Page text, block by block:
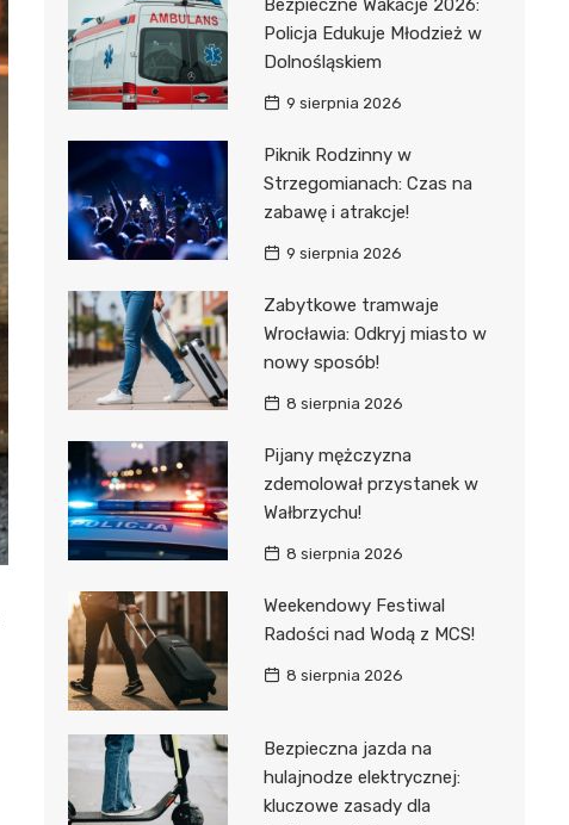
Bezpieczne Wakacje 2026:
Policja Edukuje Młodzież w
Dolnośląskiem
9 sierpnia 2026
Piknik Rodzinny w
Strzegomianach: Czas na
zabawę i atrakcje!
9 sierpnia 2026
Zabytkowe tramwaje
Wrocławia: Odkryj miasto w
nowy sposób!
8 sierpnia 2026
Pijany mężczyzna
zdemolował przystanek w
Wałbrzychu!
8 sierpnia 2026
Weekendowy Festiwal
Radości nad Wodą z MCS!
8 sierpnia 2026
Bezpieczna jazda na
hulajnodze elektrycznej:
kluczowe zasady dla